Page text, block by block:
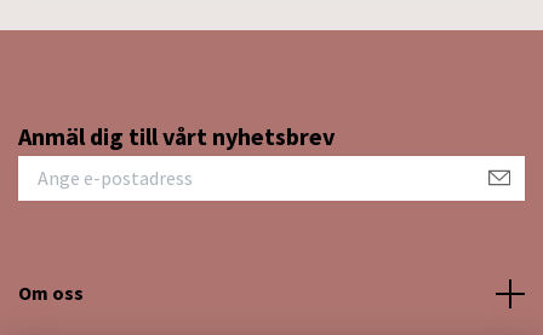
Anmäl dig till vårt nyhetsbrev
Om oss